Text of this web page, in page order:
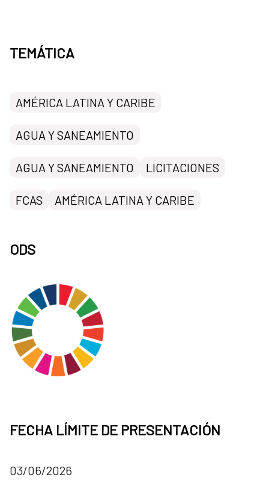
TEMÁTICA
AMÉRICA LATINA Y CARIBE
AGUA Y SANEAMIENTO
AGUA Y SANEAMIENTO LICITACIONES
FCAS AMÉRICA LATINA Y CARIBE
ODS
FECHA LÍMITE DE PRESENTACIÓN
03/06/2026